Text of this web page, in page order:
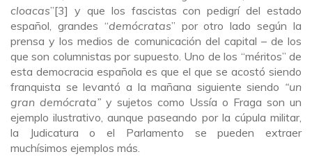
cloacas”[3] y que los fascistas con pedigrí del estado
español, grandes “demócratas” por otro lado según la
prensa y los medios de comunicación del capital – de los
que son columnistas por supuesto. Uno de los “méritos” de
esta democracia española es que el que se acostó siendo
franquista se levantó a la mañana siguiente siendo “un
gran demócrata” y sujetos como Ussía o Fraga son un
ejemplo ilustrativo, aunque paseando por la cúpula militar,
la Judicatura o el Parlamento se pueden extraer
muchísimos ejemplos más.